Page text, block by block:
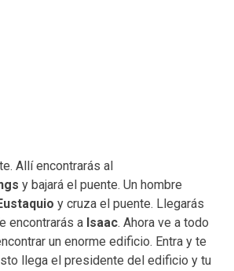
Allí encontrarás al
y bajará el puente. Un hombre
y cruza el puente. Llegarás
encontrarás a Isaac. Ahora ve a todo
un enorme edificio. Entra y te
llega el presidente del edificio y tu